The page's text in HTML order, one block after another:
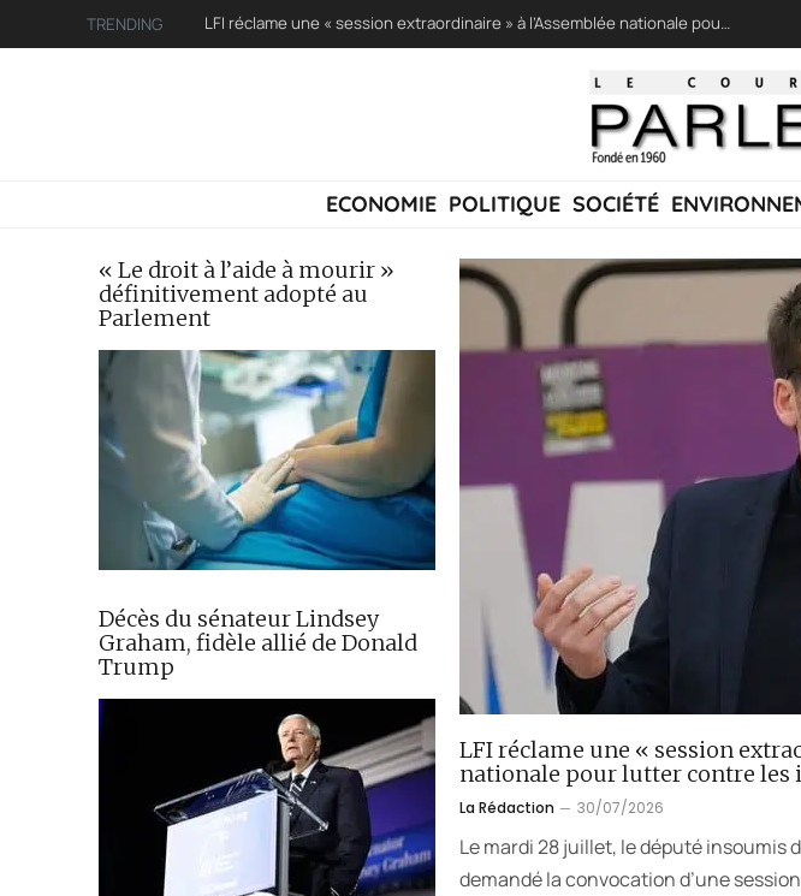
TRENDING LFI réclame une « session extraordinaire » à l’Assemblée nationale pour lutter contre les incendies
ECONOMIE POLITIQUE SOCIÉTÉ
« Le droit à l’aide à mourir »
définitivement adopté au
Parlement
Décès du sénateur Lindsey
Graham, fidèle allié de Donald
Trump
LFI réclame une « session
nationale pour lutter contre les
La Rédaction 30/07/2026
Le mardi 28 juillet, le député insoumis
demandé la convocation d’une